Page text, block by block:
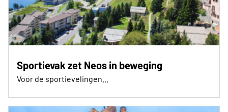
Sportievak zet Neos in beweging
Voor de sportievelingen...